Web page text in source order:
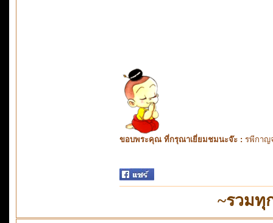
ขอบพระคุณ ที่กรุณาเยี่ยมชมนะจ๊ะ : รพีกาญ
~รวมทุ